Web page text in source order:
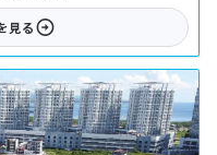
見る